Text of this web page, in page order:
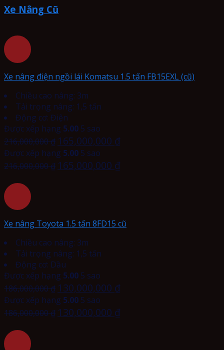
Xe Nâng Cũ
Xe nâng điện ngồi lái Komatsu 1.5 tấn FB15EXL (cũ)
Chiều cao nâng: 3m
Tải trọng nâng: 1,5 tấn
Động cơ: Điện
Được xếp hạng 5.00 5 sao
216,000,000₫ 165,000,000 ₫
Được xếp hạng 5.00 5 sao
216,000,000₫ 165,000,000 ₫
Xe nâng Toyota 1.5 tấn 8FD15 cũ
Chiều cao nâng: 3m
Tải trọng nâng: 1,5 tấn
Động cơ: Dầu
Được xếp hạng 5.00 5 sao
186,000,000₫ 130,000,000 ₫
Được xếp hạng 5.00 5 sao
186,000,000₫ 130,000,000 ₫